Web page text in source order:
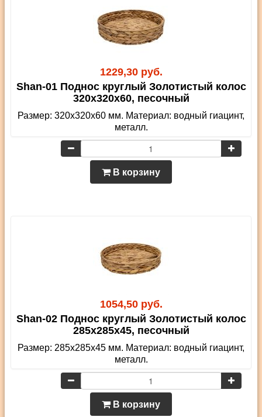
1229,30 руб.
Shan-01 Поднос круглый Золотистый колос
320х320х60, песочный
Размер: 320х320х60 мм. Материал: водный гиацинт,
металл.
В корзину
1054,50 руб.
Shan-02 Поднос круглый Золотистый колос
285х285х45, песочный
Размер: 285х285х45 мм. Материал: водный гиацинт,
металл.
В корзину